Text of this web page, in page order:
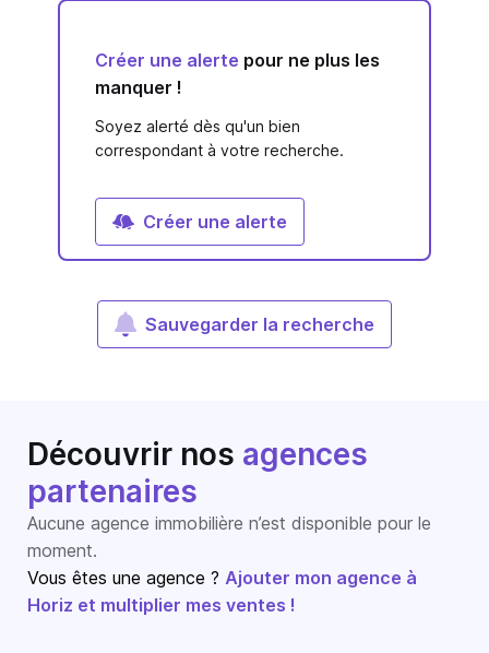
Créer une alerte pour ne plus les
manquer !
Soyez alerté dès qu'un bien
correspondant à votre recherche.
Créer une alerte
Sauvegarder la recherche
Découvrir nos agences
partenaires
Aucune agence immobilière n’est disponible pour le
moment.
Vous êtes une agence ? Ajouter mon agence à
Horiz et multiplier mes ventes !